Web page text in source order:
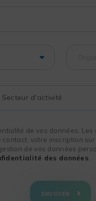
de vos données.
votre inscription
de vos données
des données
ENVOYER